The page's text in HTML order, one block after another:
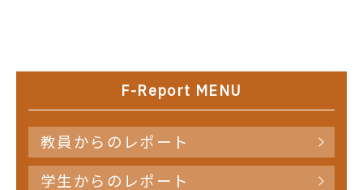
F-Report MENU
教員からのレポート
学生からのレポート